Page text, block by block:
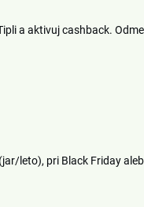
a aktivuj cashback.
leto), pri Black Friday